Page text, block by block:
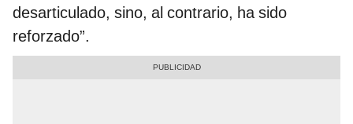
desarticulado, sino, al contrario, ha sido
reforzado”.